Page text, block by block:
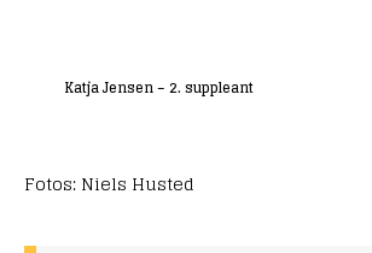
Katja Jensen – 2. suppleant
Fotos: Niels Husted